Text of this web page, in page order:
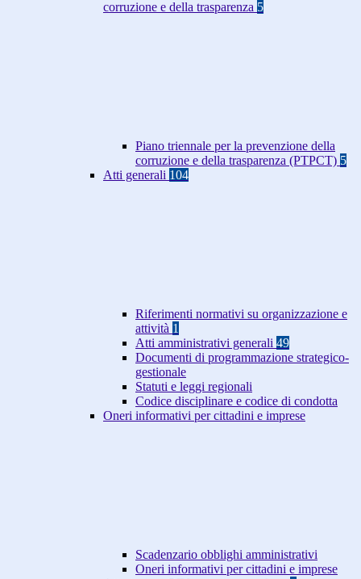
corruzione e della trasparenza 5
Piano triennale per la prevenzione della
corruzione e della trasparenza (PTPCT) 5
Atti generali 104
Riferimenti normativi su organizzazione e
attività 1
Atti amministrativi generali 49
Documenti di programmazione strategico-
gestionale
Statuti e leggi regionali
Codice disciplinare e codice di condotta
Oneri informativi per cittadini e imprese
Scadenzario obblighi amministrativi
Oneri informativi per cittadini e imprese